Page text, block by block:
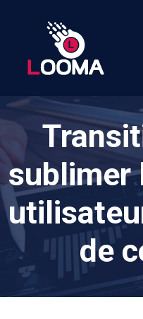
sublimer
de